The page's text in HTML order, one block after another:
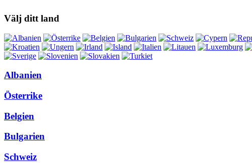
Välj ditt land
Albanien
Österrike
Belgien
Bulgarien
Schweiz